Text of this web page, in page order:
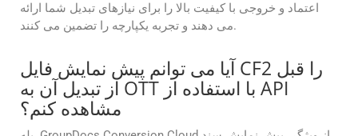
اعتماد و خروجی با کیفیت بالا را برای نیازهای تبدیل شما ارائه
می دهند و تجربه یکپارچه را تضمین می کنند.
آیا می توانم پیش نمایش فایل CF2 را قبل
از تبدیل آن به OTT با استفاده از API
مشاهده کنم؟